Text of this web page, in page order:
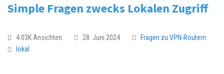
Simple Fragen zwecks Lokalen Zugriff
4.03K Ansichten 28. Juni 2024
Fragen zu VPN-Routern
lokal